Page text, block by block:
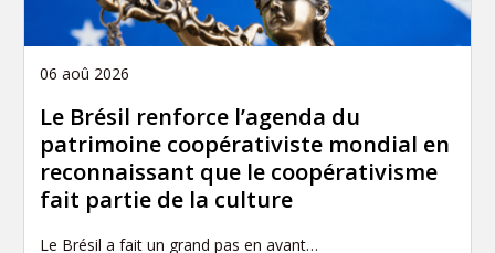
06 aoû 2026
Le Brésil renforce l’agenda du
patrimoine coopérativiste mondial en
reconnaissant que le coopérativisme
fait partie de la culture
Le Brésil a fait un grand pas en avant…